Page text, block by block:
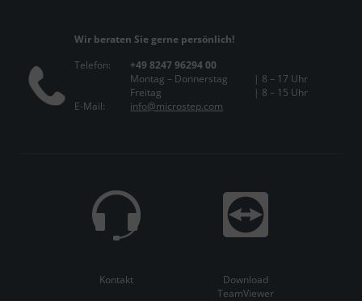
Wir beraten Sie gerne persönlich!
Telefon:
+49 8247 96294 00
Montag – Donnerstag
| 8 – 17 Uhr
Freitag
| 8 – 15 Uhr
E-Mail:
info@microstep.com
Kontakt
Download
TeamViewer